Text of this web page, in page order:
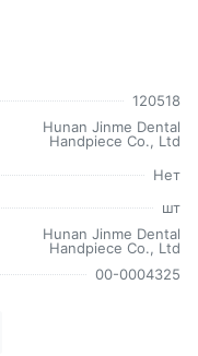
120518
Hunan Jinme Dental
Handpiece Co., Ltd
Нет
шт
Hunan Jinme Dental
Handpiece Co., Ltd
00-0004325